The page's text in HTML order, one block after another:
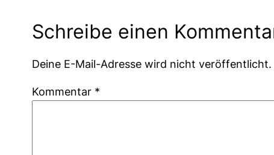
Schreibe einen
Deine E-Mail-Adresse wird nicht veröffentlicht.
Kommentar *